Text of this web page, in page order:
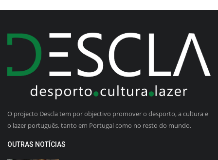
O projecto Descla tem por objectivo promover o desporto, a cultura e
o lazer português, tanto em Portugal como no resto do mundo.
OUTRAS NOTÍCIAS